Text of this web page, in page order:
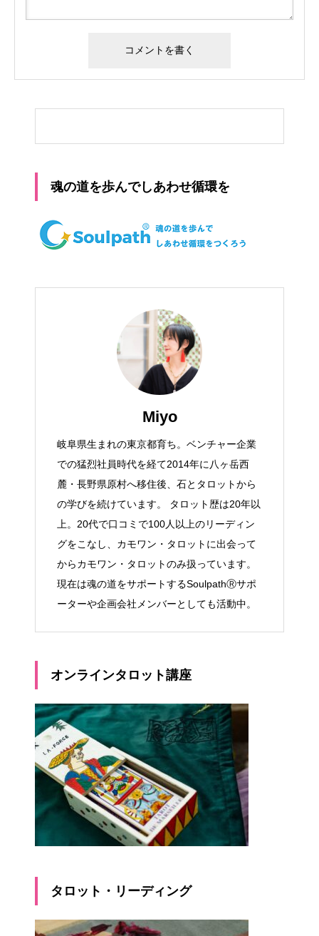
魂の道を歩んでしあわせ循環を
Miyo
岐阜県生まれの東京都育ち。ベンチャー企業
での猛烈社員時代を経て2014年に八ヶ岳西
麓・長野県原村へ移住後、石とタロットから
の学びを続けています。 タロット歴は20年以
上。20代で口コミで100人以上のリーディン
グをこなし、カモワン・タロットに出会って
からカモワン・タロットのみ扱っています。
現在は魂の道をサポートするSoulpathⓇサポ
ーターや企画会社メンバーとしても活動中。
オンラインタロット講座
タロット・リーディング